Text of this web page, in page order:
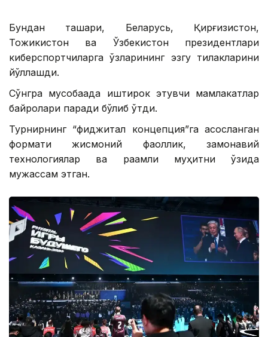
Бундан ташқари, Беларусь, Қирғизистон,
Тожикистон ва Ўзбекистон президентлари
киберспортчиларга ўзларининг эзгу тилакларини
йўллашди.
Сўнгра мусобақада иштирок этувчи мамлакатлар
байроқлари паради бўлиб ўтди.
Турнирнинг “фиджитал концепция”га асосланган
формати жисмоний фаоллик, замонавий
технологиялар ва рақамли муҳитни ўзида
мужассам этган.